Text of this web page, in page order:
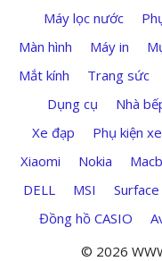
Máy lọc nước
Màn hình
Máy in
Mắt kính
Trang sức
Dụng cụ
Nhà
Xe đạp
Phụ kiện
Xiaomi
Nokia
DELL
MSI Surface
Đồng hồ CASIO
© 2026